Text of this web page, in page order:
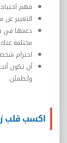
فهم
التعبير
دعمها في
مختلفة عنك.
احترام
أن تكون
ويُطمئن.
اكسب قلب